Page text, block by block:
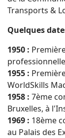
Transports &
Quelques
1950 :
1955 :
WorldSkills
1958 : 7ème
Bruxelles, à
1969 : 18ème
au Palais des